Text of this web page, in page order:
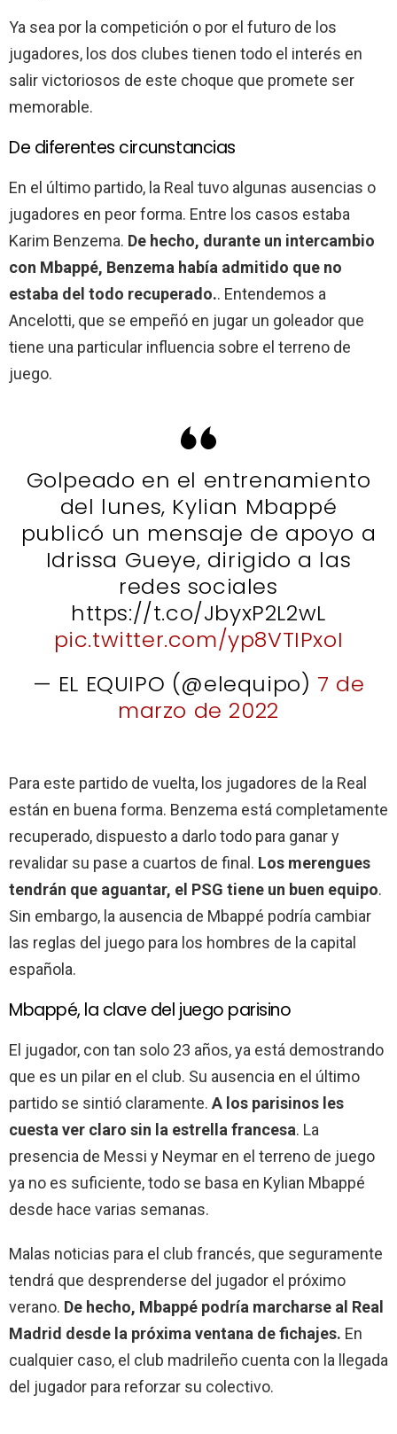
Ya sea por la competición o por el futuro de los
jugadores, los dos clubes tienen todo el interés en
salir victoriosos de este choque que promete ser
memorable.
De diferentes circunstancias
En el último partido, la Real tuvo algunas ausencias o
jugadores en peor forma. Entre los casos estaba
Karim Benzema. De hecho, durante un intercambio
con Mbappé, Benzema había admitido que no
estaba del todo recuperado.. Entendemos a
Ancelotti, que se empeñó en jugar un goleador que
tiene una particular influencia sobre el terreno de
juego.
Golpeado en el entrenamiento
del lunes, Kylian Mbappé
publicó un mensaje de apoyo a
Idrissa Gueye, dirigido a las
redes sociales
https://t.co/JbyxP2L2wL
pic.twitter.com/yp8VTIPxoI
— EL EQUIPO (@elequipo) 7 de
marzo de 2022
Para este partido de vuelta, los jugadores de la Real
están en buena forma. Benzema está completamente
recuperado, dispuesto a darlo todo para ganar y
revalidar su pase a cuartos de final. Los merengues
tendrán que aguantar, el PSG tiene un buen equipo.
Sin embargo, la ausencia de Mbappé podría cambiar
las reglas del juego para los hombres de la capital
española.
Mbappé, la clave del juego parisino
El jugador, con tan solo 23 años, ya está demostrando
que es un pilar en el club. Su ausencia en el último
partido se sintió claramente. A los parisinos les
cuesta ver claro sin la estrella francesa. La
presencia de Messi y Neymar en el terreno de juego
ya no es suficiente, todo se basa en Kylian Mbappé
desde hace varias semanas.
Malas noticias para el club francés, que seguramente
tendrá que desprenderse del jugador el próximo
verano. De hecho, Mbappé podría marcharse al Real
Madrid desde la próxima ventana de fichajes. En
cualquier caso, el club madrileño cuenta con la llegada
del jugador para reforzar su colectivo.